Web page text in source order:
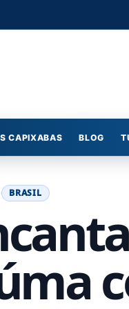
CAPIXABAS BLOG
BRASIL